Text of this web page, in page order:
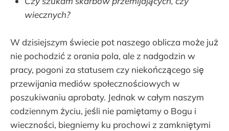
wiecznych?
W dzisiejszym świecie pot naszego oblicza może już
nie pochodzić z orania pola, ale z nadgodzin w
pracy, pogoni za statusem czy niekończącego się
przewijania mediów społecznościowych w
poszukiwaniu aprobaty. Jednak w całym naszym
codziennym życiu, jeśli nie pamiętamy o Bogu i
wieczności, biegniemy ku prochowi z zamkniętymi